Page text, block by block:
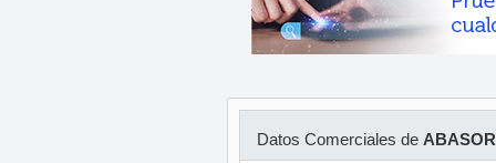
Datos Comerciales de